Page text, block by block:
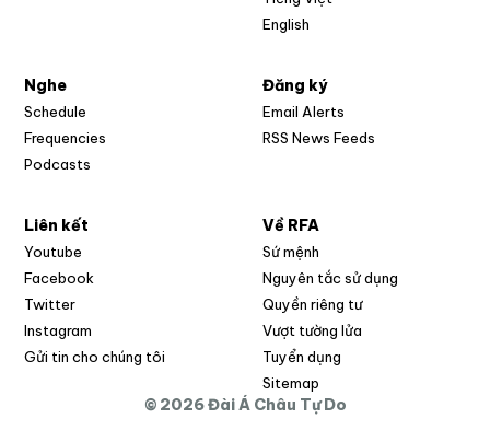
English
Nghe
Schedule
Frequencies
Podcasts
Đăng ký
Email Alerts
RSS News Feeds
Liên kết
Youtube
Facebook
Twitter
Instagram
Gửi tin cho chúng tôi
Về RFA
Sứ mệnh
Nguyên tắc sử dụng
Quyền riêng tư
Vượt tường lửa
Tuyển dụng
Sitemap
© 2026 Đài Á Châu Tự Do